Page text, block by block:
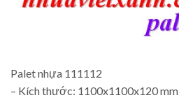
Palet nhựa 111112
– Kích thước: 1100x1100x120 mm